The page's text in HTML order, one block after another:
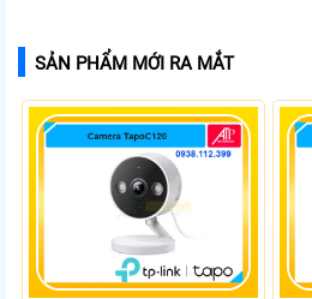
SẢN PHẨM MỚI RA MẮT